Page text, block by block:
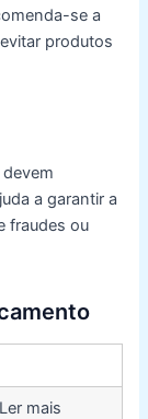
se a
produtos
a garantir a
fraudes ou
mais